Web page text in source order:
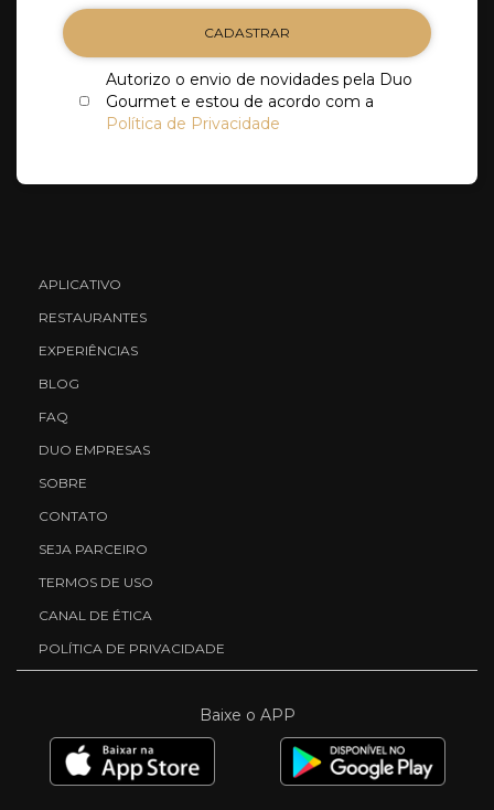
CADASTRAR
Autorizo o envio de novidades pela Duo
Gourmet e estou de acordo com a
Política de Privacidade
APLICATIVO
RESTAURANTES
EXPERIÊNCIAS
BLOG
FAQ
DUO EMPRESAS
SOBRE
CONTATO
SEJA PARCEIRO
TERMOS DE USO
CANAL DE ÉTICA
POLÍTICA DE PRIVACIDADE
Baixe o APP